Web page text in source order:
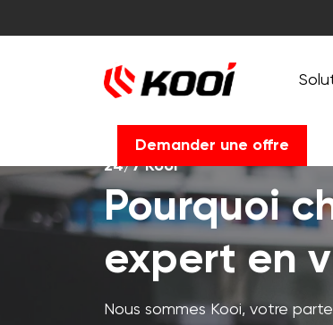
Demander une offre
24/7 Kooi
Pourquoi
expert en
Nous sommes Kooi, votre